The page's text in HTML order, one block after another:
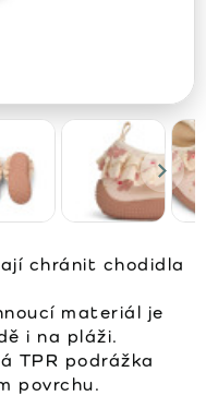
chránit chodidla
materiál je
i na pláži.
TPR podrážka
povrchu.